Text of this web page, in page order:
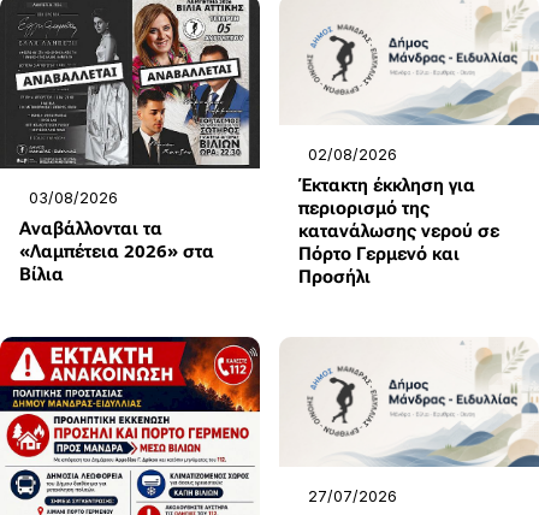
03/08/2026
Αναβάλλονται τα
«Λαμπέτεια 2026» στα
Βίλια
02/08/2026
Έκτακτη έκκληση για
περιορισμό της
κατανάλωσης νερού σε
Πόρτο Γερμενό και
Προσήλι
27/07/2026